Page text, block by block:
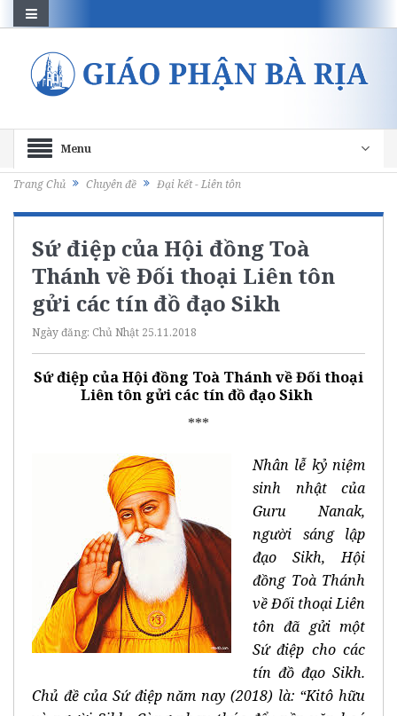
Menu
Trang Chủ Chuyên đề Đại kết - Liên tôn
Sứ điệp của Hội đồng Toà
Thánh về Đối thoại Liên tôn
gửi các tín đồ đạo Sikh
Ngày đăng: Chủ Nhật 25.11.2018
Sứ điệp của Hội đồng Toà Thánh về Đối thoại
Liên tôn gửi các tín đồ đạo Sikh
***
Nhân lễ kỷ niệm
sinh nhật của
Guru Nanak,
người sáng lập
đạo Sikh, Hội
đồng Toà Thánh
về Đối thoại Liên
tôn đã gửi một
Sứ điệp cho các
tín đồ đạo Sikh.
Chủ đề của Sứ điệp năm nay (2018) là: “Kitô hữu